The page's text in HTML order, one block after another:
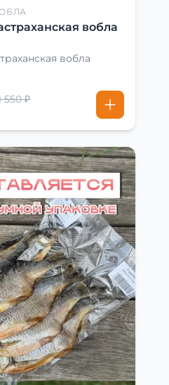
вобла
вобла
550 ₽